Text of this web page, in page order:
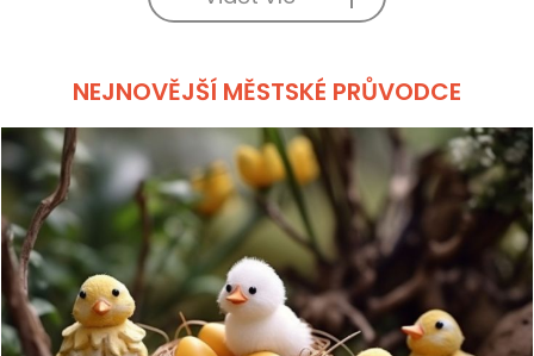
NEJNOVĚJŠÍ MĚSTSKÉ PRŮVODCE